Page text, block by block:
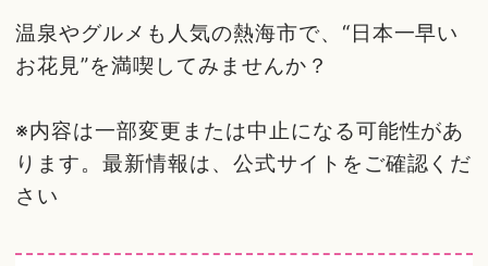
温泉やグルメも人気の熱海市で、“日本一早い
お花見”を満喫してみませんか？
※内容は一部変更または中止になる可能性があ
ります。最新情報は、公式サイトをご確認くだ
さい